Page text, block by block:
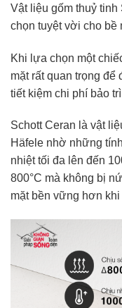
Vật liệu gốm thuỷ
chọn tuyệt vời cho bề
Khi lựa chọn một
mặt rất quan trọng để
tiết kiệm chi phí bảo
Schott Ceran là vật
Häfele nhờ những
nhiệt tối đa lên đến
800°C mà không bị
mặt bền vững hơn